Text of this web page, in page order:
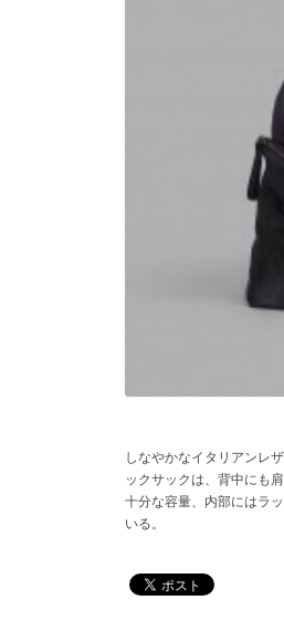
しなやかなイタリアンレ
ックサックは、背中にも
十分な容量、内部にはラ
いる。